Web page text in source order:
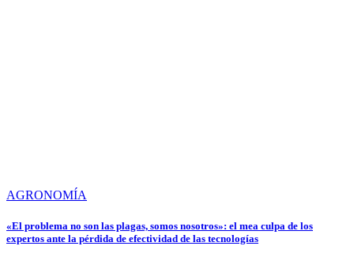
AGRONOMÍA
«El problema no son las plagas, somos nosotros»: el mea culpa de los
expertos ante la pérdida de efectividad de las tecnologías